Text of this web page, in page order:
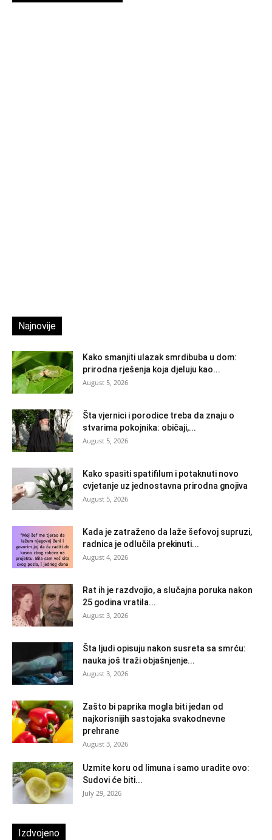
Najnovije
Kako smanjiti ulazak smrdibuba u dom:
prirodna rješenja koja djeluju kao...
August 5, 2026
Šta vjernici i porodice treba da znaju o
stvarima pokojnika: običaji,...
August 5, 2026
Kako spasiti spatifilum i potaknuti novo
cvjetanje uz jednostavna prirodna gnojiva
August 5, 2026
Kada je zatraženo da laže šefovoj supruzi,
radnica je odlučila prekinuti...
August 4, 2026
Rat ih je razdvojio, a slučajna poruka nakon
25 godina vratila...
August 3, 2026
Šta ljudi opisuju nakon susreta sa smrću:
nauka još traži objašnjenje...
August 3, 2026
Zašto bi paprika mogla biti jedan od
najkorisnijih sastojaka svakodnevne
prehrane
August 3, 2026
Uzmite koru od limuna i samo uradite ovo:
Sudovi će biti...
July 29, 2026
Izdvojeno